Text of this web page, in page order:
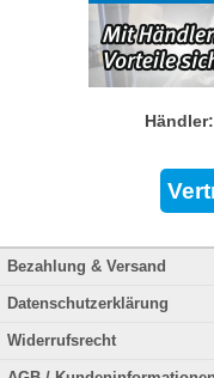
Händler:
Bezahlung & Versand
Datenschutzerklärung
Widerrufsrecht